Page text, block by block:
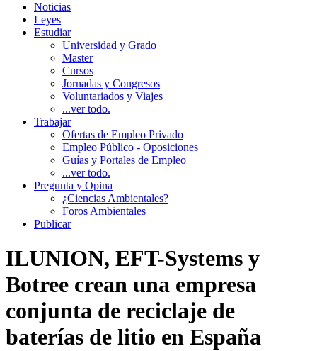
Noticias
Leyes
Estudiar
Universidad y Grado
Master
Cursos
Jornadas y Congresos
Voluntariados y Viajes
...ver todo.
Trabajar
Ofertas de Empleo Privado
Empleo Público - Oposiciones
Guías y Portales de Empleo
...ver todo.
Pregunta y Opina
¿Ciencias Ambientales?
Foros Ambientales
Publicar
ILUNION, EFT-Systems y
Botree crean una empresa
conjunta de reciclaje de
baterías de litio en España